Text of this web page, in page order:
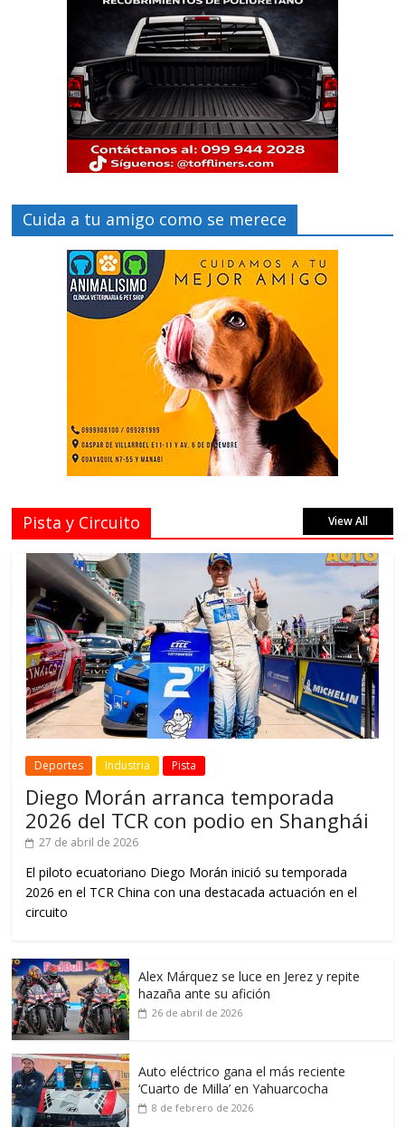
Cuida a tu amigo como se merece
Pista y Circuito View All
Deportes Industria Pista
Diego Morán arranca temporada
2026 del TCR con podio en Shanghái
27 de abril de 2026
El piloto ecuatoriano Diego Morán inició su temporada
2026 en el TCR China con una destacada actuación en el
circuito
Alex Márquez se luce en Jerez y repite
hazaña ante su afición
26 de abril de 2026
Auto eléctrico gana el más reciente
‘Cuarto de Milla’ en Yahuarcocha
8 de febrero de 2026